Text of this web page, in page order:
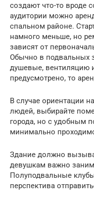
создают что-то вроде
аудитории можно
спальном районе.
намного меньше, но
зависят от
Обычно в подвальных
душевые, вентиляцию
предусмотрено, то
В случае ориентации
людей, выбирайте
города, но с удобным
минимально
Здание должно
девушкам важно
Полуподвальные
перспектива